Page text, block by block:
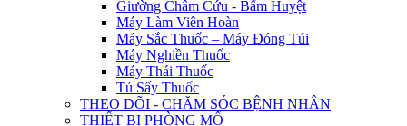
Giường Châm Cứu - Bấm Huyệt
Máy Làm Viên Hoàn
Máy Sắc Thuốc – Máy Đóng Túi
Máy Nghiền Thuốc
Máy Thái Thuốc
Tủ Sấy Thuốc
THEO DÕI - CHĂM SÓC BỆNH NHÂN
THIẾT BỊ PHÒNG MỔ